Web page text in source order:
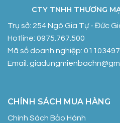
CTY TNHH THƯƠNG
Trụ sở: 254 Ngô Gia Tự - Đức
Hotline: 0975.767.500
Mã số doanh nghiệp:
Email:
CHÍNH SÁCH MUA HÀNG
Chính Sách Bảo Hành